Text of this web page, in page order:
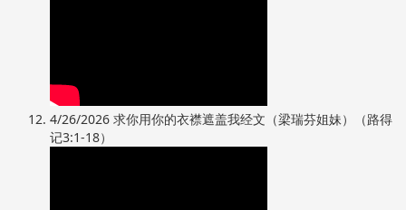
4/26/2026 求你用你的衣襟遮盖我经文（梁瑞芬姐妹）（路得
记3:1-18）